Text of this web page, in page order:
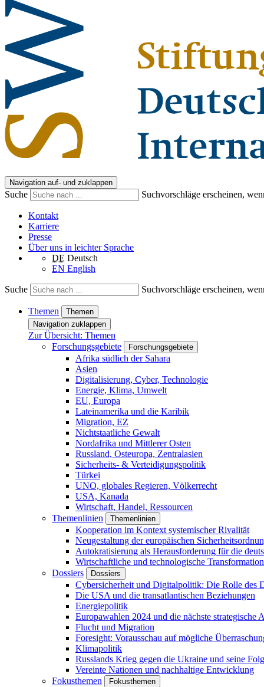
Navigation auf- und zuklappen
Suche Suchvorschläge erscheinen,
Kontakt
Karriere
Presse
Über uns in leichter Sprache
DE Deutsch
EN English
Suche Suchvorschläge erscheinen,
Themen
Themen
Navigation zuklappen
Zur Übersicht: Themen
Forschungsgebiete
Forschungsgebiete
Afrika südlich der Sahara
Asien
Digitalisierung, Cyber, Technologie
Energie, Klima, Umwelt
EU, Europa
Lateinamerika und die Karibik
Migration, EZ
Nichtstaatliche Gewalt
Nordafrika und Mittlerer Osten
Russland, Osteuropa, Zentralasien
Sicherheits- & Verteidigungspolitik
Türkei
UNO, globales Regieren, Völkerrecht
USA, Kanada
Wirtschaft, Handel, Ressourcen
Themenlinien
Themenlinien
Kooperation im Kontext systemischer Rivalität
Neugestaltung der europäischen
Autokratisierung als Herausforderung für die
Wirtschaftliche und technologische
Dossiers
Dossiers
Cybersicherheit und Digitalpolitik: Die Rolle des
Die USA und die transatlantischen Beziehungen
Energiepolitik
Europawahlen 2024 und die nächste strategische
Flucht und Migration
Foresight: Vorausschau auf mögliche
Klimapolitik
Russlands Krieg gegen die Ukraine und seine
Vereinte Nationen und nachhaltige Entwicklung
Fokusthemen
Fokusthemen